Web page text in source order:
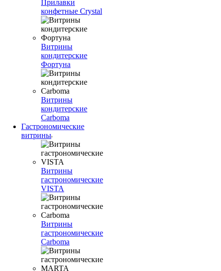
Прилавки
конфетные Crystal
Витрины
кондитерские
Фортуна
Витрины
кондитерские
Carboma
Гастрономические
витрины
Витрины
гастрономические
VISTA
Витрины
гастрономические
Carboma